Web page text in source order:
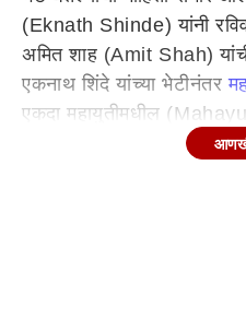
(Eknath Shinde) यांनी
अमित शाह (Amit Shah)
एकनाथ शिंदे यांच्या भेटीनंतर
एकदा महायुतीमधील
लागली आहे. तसेच एकनाथ शिंदे